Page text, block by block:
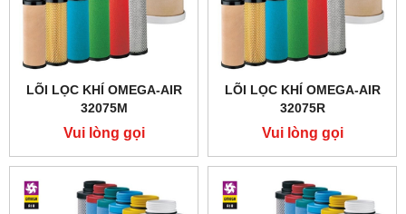
LÕI LỌC KHÍ OMEGA-AIR
32075M
Vui lòng gọi
LÕI LỌC KHÍ OMEGA-AIR
32075R
Vui lòng gọi